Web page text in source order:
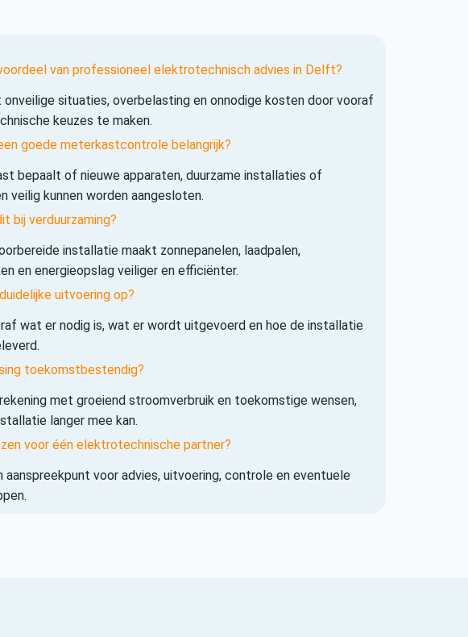
van professioneel elektrotechnisch advies in Delft?
onveilige situaties, overbelasting en onnodige kosten door vooraf
keuzes te maken.
goede meterkastcontrole belangrijk?
bepaalt of nieuwe apparaten, duurzame installaties of
veilig kunnen worden aangesloten.
bij verduurzaming?
installatie maakt zonnepanelen, laadpalen,
en energieopslag veiliger en efficiënter.
uitvoering op?
wat er nodig is, wat er wordt uitgevoerd en hoe de installatie
toekomstbestendig?
met groeiend stroomverbruik en toekomstige wensen,
langer mee kan.
voor één elektrotechnische partner?
aanspreekpunt voor advies, uitvoering, controle en eventuele